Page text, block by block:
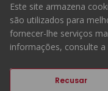
Canal de Denúncias
© 2026 ERA Portugal
Este site armazena
são utilizados para
fornecer-lhe serviços
informações, consulte a
Recusar